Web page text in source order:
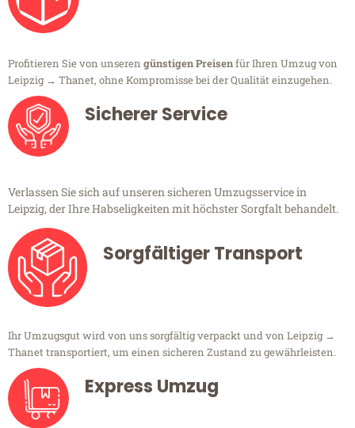
Profitieren Sie von unseren günstigen Preisenfür Ihren Umzug von
Leipzig → Thanet, ohne Kompromisse bei der Qualität einzugehen.
Sicherer Service
Verlassen Sie sich auf unseren sicheren Umzugsservice in
Leipzig, der Ihre Habseligkeiten mit höchster Sorgfalt behandelt.
Sorgfältiger Transport
Ihr Umzugsgut wird von uns sorgfältig verpackt und von Leipzig →
Thanet transportiert, um einen sicheren Zustand zu gewährleisten.
Express Umzug